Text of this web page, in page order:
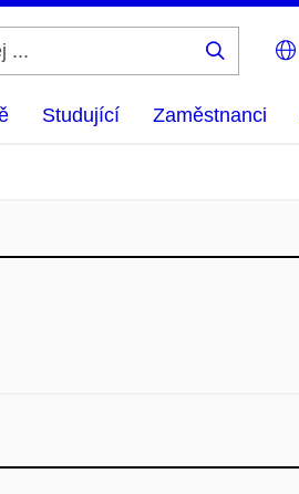
Studující Zaměstnanci